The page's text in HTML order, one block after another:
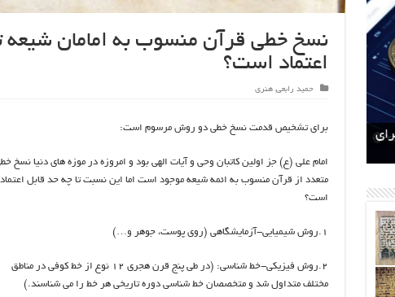
نسخ خطی قرآن منسوب به امامان شیعه
اعتماد است؟
حمید رابعی,هنری
‏برای تشخیص قدمت نسخ خطی دو روش مرسوم است:
امام علی (ع) جز اولین کاتبان وحی و آیات الهی بود و امروزه در موزه های دنیا نسخ
متعدد از قرآن منسوب به ائمه شیعه موجود است اما این نسبت تا چه حد قابل اعتماد
است؟
۱.روش شیمیایی-آزمایشگاهی (روی پوست، جوهر و…)
۲.روش فیزیکی-خط شناسی: (در طی پنج قرن هجری ۱۲ نوع از خط کوفی در مناطق
مختلف متداول شد و متخصصان خط شناسی دوره تاریخی هر خط را می شناسند.)
مالکان اراضی شاهنامه ۳۵